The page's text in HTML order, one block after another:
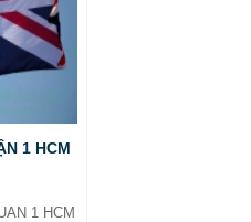
1 HCM
1 HCM